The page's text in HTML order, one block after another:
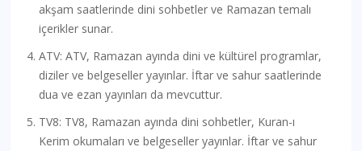
akşam saatlerinde dini sohbetler ve Ramazan temalı
içerikler sunar.
ATV: ATV, Ramazan ayında dini ve kültürel programlar,
diziler ve belgeseller yayınlar. İftar ve sahur saatlerinde
dua ve ezan yayınları da mevcuttur.
TV8: TV8, Ramazan ayında dini sohbetler, Kuran-ı
Kerim okumaları ve belgeseller yayınlar. İftar ve sahur